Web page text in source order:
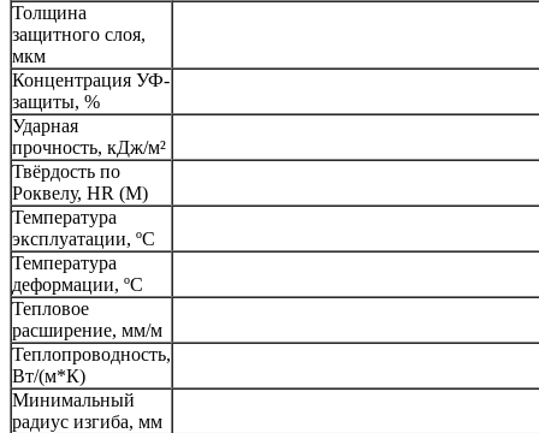
Толщина
защитного слоя,
мкм
Концентрация УФ-
защиты, %
Ударная
прочность, кДж/м²
Твёрдость по
Роквелу, HR (M)
Температура
эксплуатации, ºC
Температура
деформации, ºC
Тепловое
расширение, мм/м
Теплопроводность,
Вт/(м*К)
Минимальный
радиус изгиба, мм